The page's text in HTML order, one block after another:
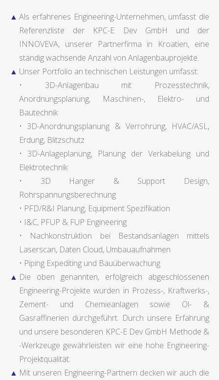
Als erfahrenes Engineering-Unternehmen, umfasst die
Referenzliste der KPC-E Dev GmbH und der
INNOVEVA, unserer Partnerfirma in Kroatien, eine
ständig wachsende Anzahl von Anlagenbauprojekte.
Unser Portfolio an technischen Leistungen umfasst:
• 3D-Anlagenbau mit Prozesstechnik,
Anordnungsplanung, Maschinen-, Elektro- und
Bautechnik
• 3D-Anordnungsplanung & Verrohrung, HVAC/ASL,
Erdung, Blitzschutz
• 3D-Anlageplanung, Planung der Verkabelung und
Elektrotechnik
• 3D Hanger & Support Design,
Rohrspannungsberechnung
• PFD/R&I Planung, Equipment Spezifikation
• I&C, PFUP & FUP Engineering
• Nachkonstruktion bei Bestandsanlagen mittels
Laserscan, Daten Cloud, Umbauaufnahmen
• Piping Expediting und Bauüberwachung
Die oben genannten, erfolgreich abgeschlossenen
Engineering-Projekte wurden in Prozess-, Kraftwerks-,
Zement- und Chemieanlagen sowie Öl- &
Gasraffinerien durchgeführt. Durch unsere Erfahrung
und unsere besonderen KPC-E Dev GmbH Methode &
-Werkzeuge gewährleisten wir eine hohe Engineering-
Projektqualität.
Mit unseren Engineering-Partnern decken wir auch die